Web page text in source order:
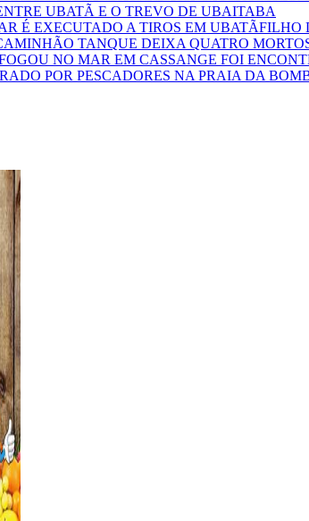
UBATÃ E O TREVO DE UBAITABA
FILHO
POR PESCADORES NA PRAIA DA